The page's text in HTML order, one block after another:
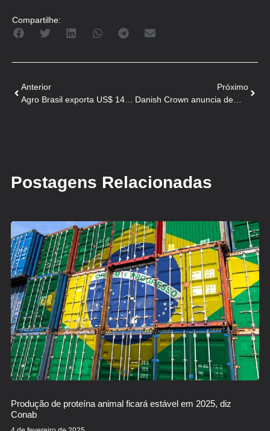
Compartilhe:
Anterior
Próximo
Danish Crown anuncia demissão de 350 funcionários
Postagens Relacionadas
Produção de proteína animal ficará estável em 2025, diz
Conab